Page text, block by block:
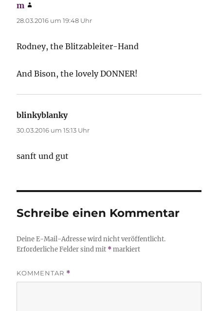
m
28.03.2016 um 19:48 Uhr
Rodney, the Blitzableiter-Hand
And Bison, the lovely DONNER!
blinkyblankysagt:
30.03.2016 um 15:13 Uhr
sanft und gut
Schreibe einen Kommentar
Deine E-Mail-Adresse wird nicht veröffentlicht.
Erforderliche Felder sind mit *markiert
KOMMENTAR *